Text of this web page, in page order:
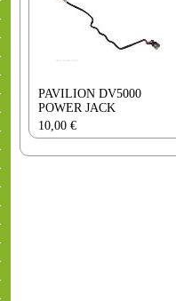
PAVILION DV5000
POWER JACK
10,00 €